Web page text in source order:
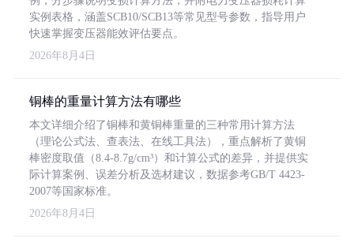
实例表格，涵盖SCB10/SCB13等常见型号参数，指导用户
快速掌握变压器能效评估要点。
2026年8月4日
铜棒的重量计算方法有哪些
本文详细介绍了铜棒和黄铜棒重量的三种常用计算方法
（理论公式法、查表法、在线工具法），重点解析了黄铜
棒密度取值（8.4-8.7g/cm³）和计算公式的差异，并提供实
际计算案例、误差分析及选材建议，数据参考GB/T 4423-
2007等国家标准。
2026年8月4日